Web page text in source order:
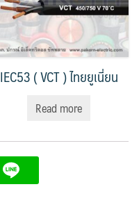
IEC53 ( VCT ) ไทยยูเนี่ยน
Read more